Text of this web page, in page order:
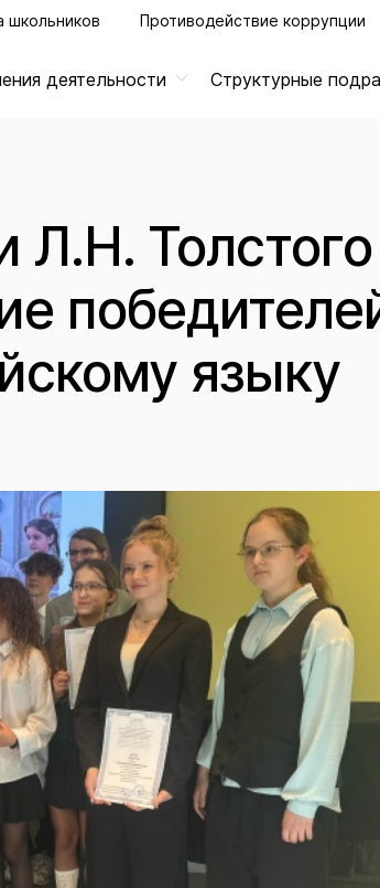
школьников Противодействие коррупции
деятельности Структурные
Л.Н. Толстого
языку